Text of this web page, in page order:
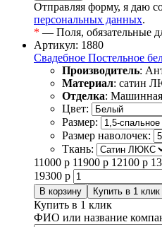
Отправляя форму, я даю
персональных данных.
* — Поля, обязательные
Артикул: 1880
Свадебное Постельное
Производитель:
Материал: сатин
Отделка:
Цвет:
Размер:
Размер наволочек:
Ткань:
11000 р 11900 р 12100 р
19300 р
Купить в 1 клик
ФИО или название